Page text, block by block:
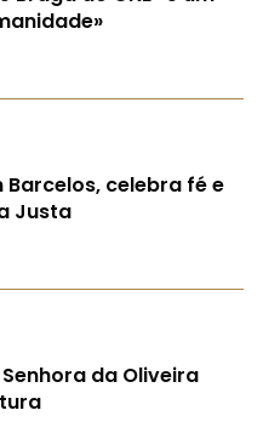
Barcelos, celebra fé e
Justa
da Oliveira